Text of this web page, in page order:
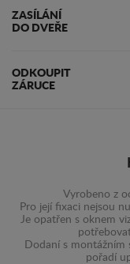
ZASÍLÁNÍ
DO DVEŘE
ODKOUPIT
ZÁRUCE
Vyrobeno z
Pro její fixaci nejsou
Je opatřen s oknem
Dodaní s montážním
pořadí